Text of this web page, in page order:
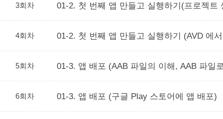
3회차 01-2. 첫 번째 앱 만들고 실행하기(프로젝트
4회차 01-2. 첫 번째 앱 만들고 실행하기 (AVD 에
5회차 01-3. 앱 배포 (AAB 파일의 이해, AAB 파일
6회차 01-3. 앱 배포 (구글 Play 스토어에 앱 배포)